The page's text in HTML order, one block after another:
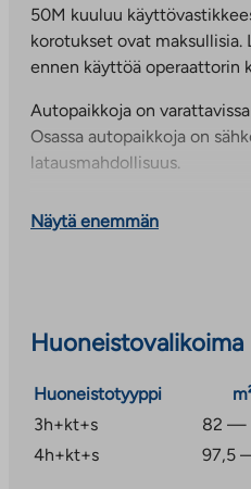
50M kuuluu
korotukset ovat
ennen käyttöä operaattorin
Autopaikkoja on
Osassa autopaikkoja on
latausmahdollisuus.
irtaimistovarastot, ulkoilu- ja
kuin aktiivisille aikuisillekin.
koulu ja päiväkoti sekä
harrastusmahdollisuudet.
heiton päässä ja parin
Leppävaaran asema sekä
tarjoamat palvelut.
Näytä enemmän
Huoneistovalikoima
Huoneistotyyppi
3h+kt+s
82 —
4h+kt+s
97,5